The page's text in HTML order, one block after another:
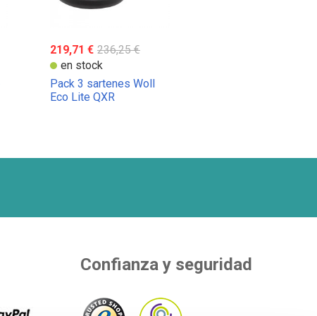
219,71 € 236,25 €
en stock
Pack 3 sartenes Woll
Eco Lite QXR
Confianza y seguridad